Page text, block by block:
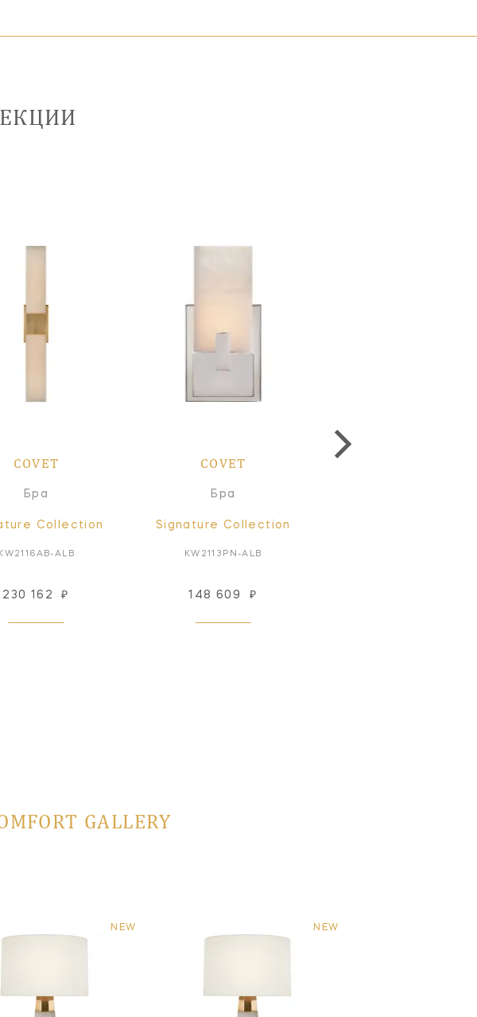
COVET
Бра
Collection
KW2116AB-ALB
230 162 ₽
COVET
Бра
Signature Collection
KW2113PN-ALB
148 609 ₽
GALLERY
NEW NEW